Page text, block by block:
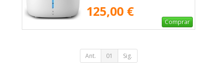
125,00 €
Comprar
Ant. 01 Sig.